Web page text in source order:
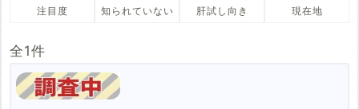
注目度
知られていない 肝試し向き 現在地
全1件